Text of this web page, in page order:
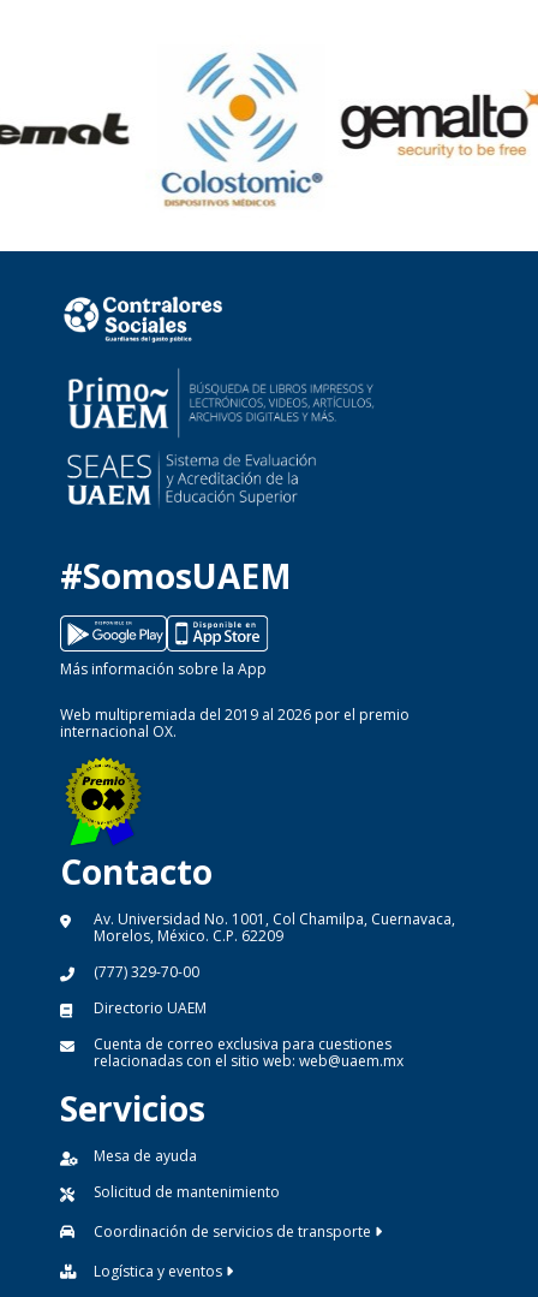
#SomosUAEM
Más información sobre la App
Web multipremiada del 2019 al 2026 por el premio
internacional OX.
Contacto
Av. Universidad No. 1001, Col Chamilpa, Cuernavaca,
Morelos, México. C.P. 62209
(777) 329-70-00
Directorio UAEM
Cuenta de correo exclusiva para cuestiones
relacionadas con el sitio web: web@uaem.mx
Servicios
Mesa de ayuda
Solicitud de mantenimiento
Coordinación de servicios de transporte
Logística y eventos